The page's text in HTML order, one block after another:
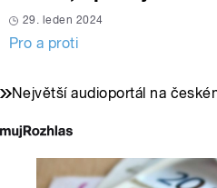
29. leden 2024
Pro a proti
Největší audioportál na